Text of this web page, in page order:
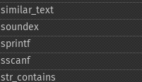
similar_​text
soundex
sprintf
sscanf
str_​contains